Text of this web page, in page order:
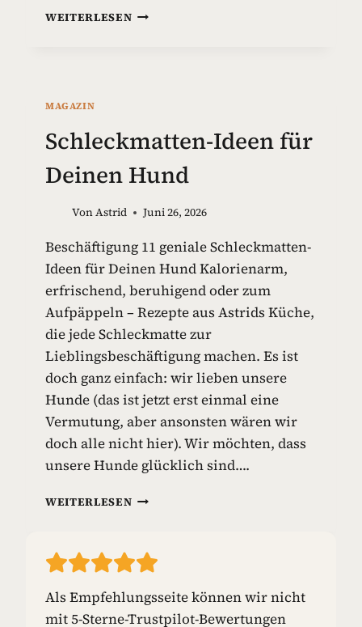
WEITERLESENG
F
E
I
H
N
D
E
P
I
E
L
Z
E
U
G
MAGAZIN
Schleckmatten-Ideen für
Deinen Hund
VonAstrid Juni 26, 2026
Beschäftigung 11 geniale Schleckmatten-
Ideen für Deinen Hund Kalorienarm,
erfrischend, beruhigend oder zum
Aufpäppeln – Rezepte aus Astrids Küche,
die jede Schleckmatte zur
Lieblingsbeschäftigung machen. Es ist
doch ganz einfach: wir lieben unsere
Hunde (das ist jetzt erst einmal eine
Vermutung, aber ansonsten wären wir
doch alle nicht hier). Wir möchten, dass
unsere Hunde glücklich sind….
WEITERLESENS
E
K
M
Als Empfehlungsseite können wir nicht
mit 5-Sterne-Trustpilot-Bewertungen